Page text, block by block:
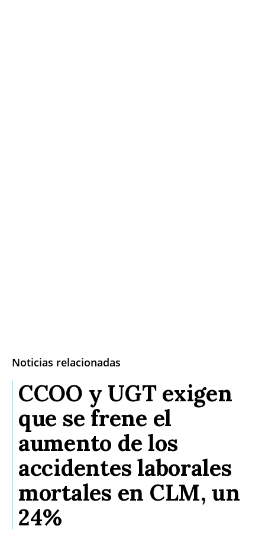
Noticias relacionadas
CCOO y UGT exigen
que se frene el
aumento de los
accidentes laborales
mortales en CLM, un
24%